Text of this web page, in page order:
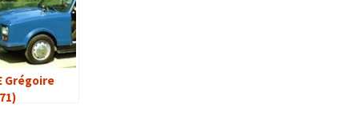
Grégoire